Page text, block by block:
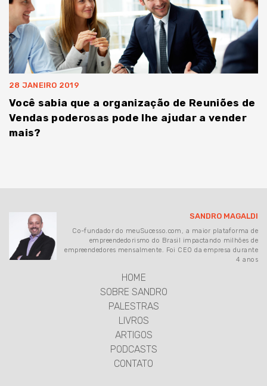
28 JANEIRO 2019
Você sabia que a organização de Reuniões de
Vendas poderosas pode lhe ajudar a vender
mais?
SANDRO MAGALDI
Co-fundador do meuSucesso.com, a maior plataforma de
empreendedorismo do Brasil impactando milhões de
empreendedores mensalmente. Foi CEO da empresa durante
4 anos
HOME
SOBRE SANDRO
PALESTRAS
LIVROS
ARTIGOS
PODCASTS
CONTATO